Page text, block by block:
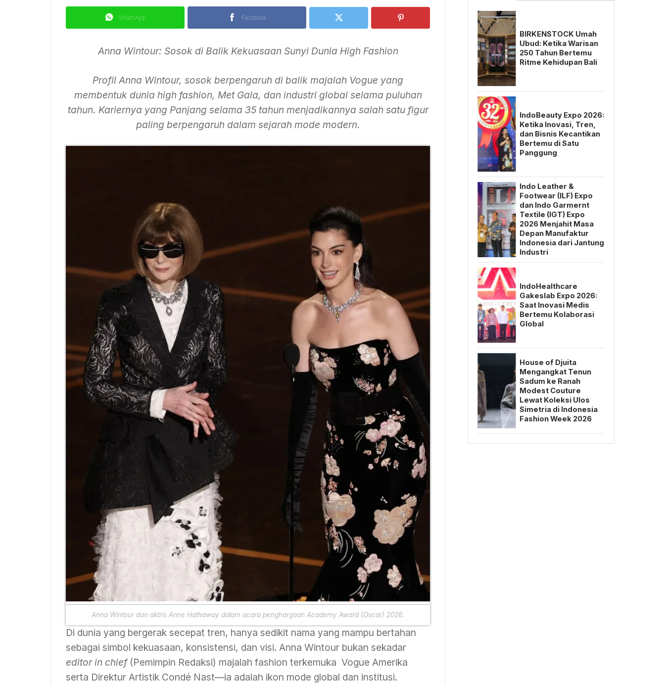
WhatsApp Facebook
Anna Wintour: Sosok di Balik Kekuasaan Sunyi Dunia High Fashion
Profil Anna Wintour, sosok berpengaruh di balik majalah Vogue yang
membentuk dunia high fashion, Met Gala, dan industri global selama puluhan
tahun. Kariernya yang Panjang selama 35 tahun menjadikannya salah satu figur
paling berpengaruh dalam sejarah mode modern.
Anna Wintour dan aktris Anne Hathaway dalam acara penghargaan Academy Award (Oscar) 2026.
Di dunia yang bergerak secepat tren, hanya sedikit nama yang mampu bertahan
sebagai simbol kekuasaan, konsistensi, dan visi. Anna Wintour bukan sekadar
editor in chief(Pemimpin Redaksi) majalah fashion terkemuka Vogue Amerika
serta Direktur Artistik Condé Nast—ia adalah ikon mode global dan institusi.
BIRKENSTOCK Umah
Ubud: Ketika Warisan
250 Tahun Bertemu
Ritme Kehidupan Bali
IndoBeauty Expo 2026:
Ketika Inovasi, Tren,
dan Bisnis Kecantikan
Bertemu di Satu
Panggung
Indo Leather &
Footwear (ILF) Expo
dan Indo Garmernt
Textile (IGT) Expo
2026 Menjahit Masa
Depan Manufaktur
Indonesia dari Jantung
Industri
IndoHealthcare
Gakeslab Expo 2026:
Saat Inovasi Medis
Bertemu Kolaborasi
Global
House of Djuita
Mengangkat Tenun
Sadum ke Ranah
Modest Couture
Lewat Koleksi Ulos
Simetria di Indonesia
Fashion Week 2026